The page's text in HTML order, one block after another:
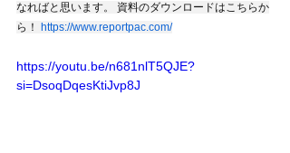
なればと思います。 資料のダウンロードはこちらか
ら！
https://www.reportpac.com/
https://youtu.be/n681nlT5QJE?
si=DsoqDqesKtiJvp8J